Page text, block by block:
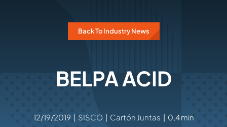
VIDEOS
Back To Industry News
BELPA ACID
12/19/2019 | SISCO | Cartón Juntas | 0,4 min